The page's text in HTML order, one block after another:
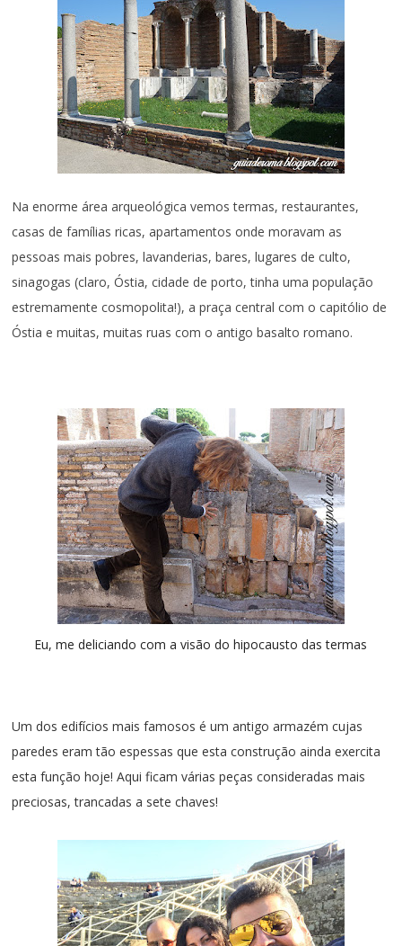
Na enorme área arqueológica vemos termas, restaurantes,
casas de famílias ricas, apartamentos onde moravam as
pessoas mais pobres, lavanderias, bares, lugares de culto,
sinagogas (claro, Óstia, cidade de porto, tinha uma população
estremamente cosmopolita!), a praça central com o capitólio de
Óstia e muitas, muitas ruas com o antigo basalto romano.
Eu, me deliciando com a visão do hipocausto das termas
Um dos edifícios mais famosos é um antigo armazém cujas
paredes eram tão espessas que esta construção ainda exercita
esta função hoje! Aqui ficam várias peças consideradas mais
preciosas, trancadas a sete chaves!